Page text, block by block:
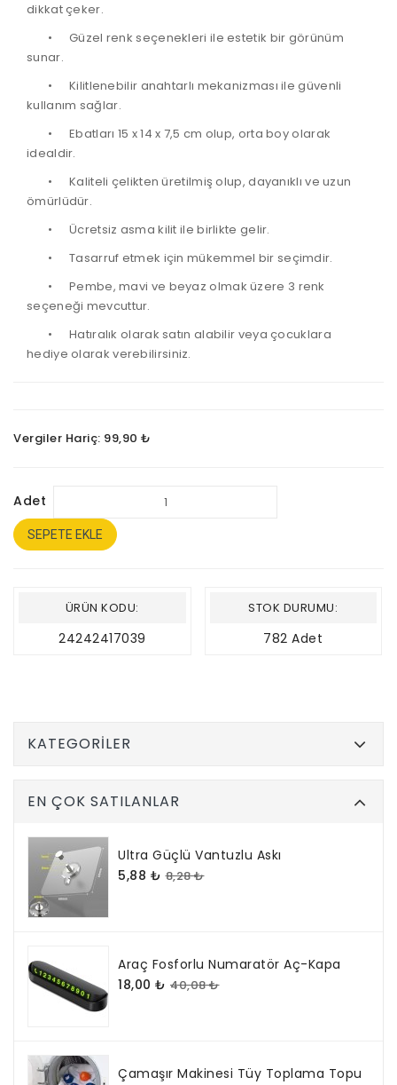
dikkat çeker.
•
Güzel renk seçenekleri ile estetik bir görünüm
sunar.
•
Kilitlenebilir anahtarlı mekanizması ile güvenli
kullanım sağlar.
•
Ebatları 15 x 14 x 7,5 cm olup, orta boy olarak
idealdir.
•
Kaliteli çelikten üretilmiş olup, dayanıklı ve uzun
ömürlüdür.
•
Ücretsiz asma kilit ile birlikte gelir.
•
Tasarruf etmek için mükemmel bir seçimdir.
•
Pembe, mavi ve beyaz olmak üzere 3 renk
seçeneği mevcuttur.
•
Hatıralık olarak satın alabilir veya çocuklara
hediye olarak verebilirsiniz.
Vergiler Hariç: 99,90 ₺
Adet
SEPETE EKLE
ÜRÜN KODU:
24242417039
STOK DURUMU:
782 Adet
KATEGORILER
EN ÇOK SATILANLAR
Ultra Güçlü Vantuzlu Askı
5,88 ₺ 8,28 ₺
Araç Fosforlu Numaratör Aç-Kapa
18,00 ₺ 40,08 ₺
Çamaşır Makinesi Tüy Toplama Topu